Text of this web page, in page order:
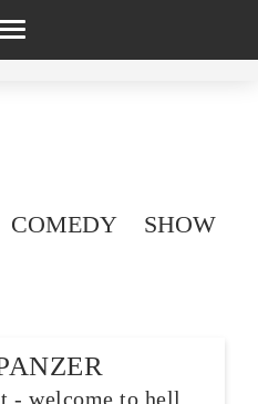
Toggle
COMEDY SHOW
- welcome to hell